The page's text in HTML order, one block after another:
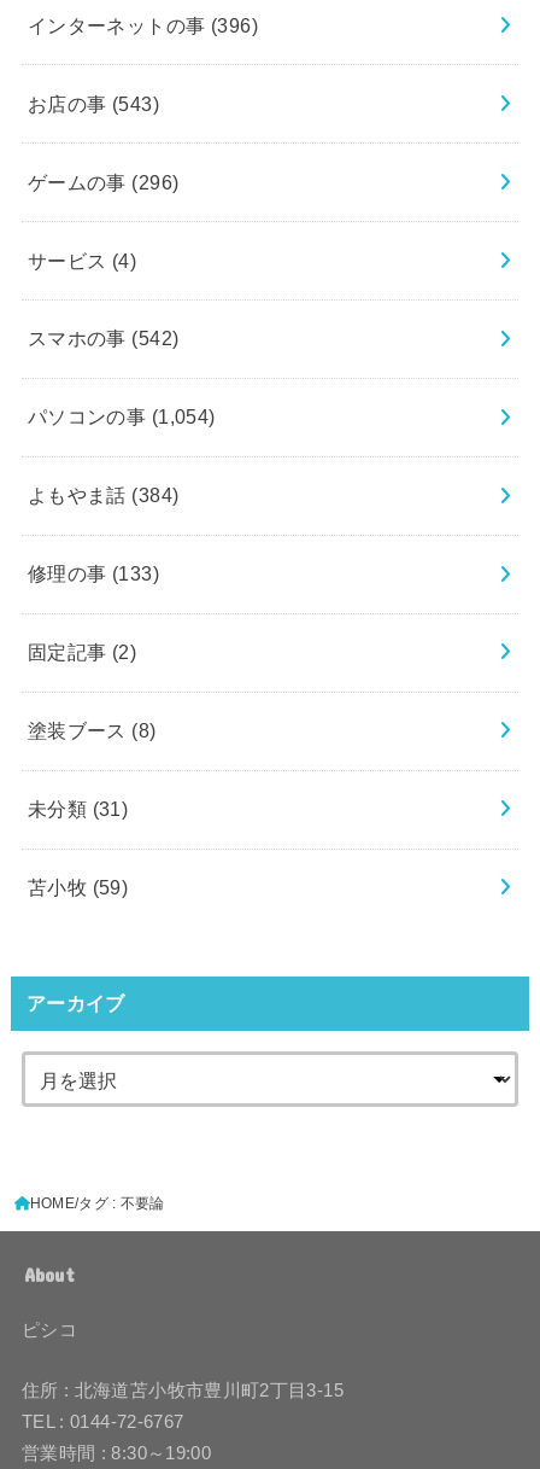
インターネットの事 (396)
お店の事 (543)
ゲームの事 (296)
サービス (4)
スマホの事 (542)
パソコンの事 (1,054)
よもやま話 (384)
修理の事 (133)
固定記事 (2)
塗装ブース (8)
未分類 (31)
苫小牧 (59)
アーカイブ
HOME タグ : 不要論
About
ピシコ
住所 : 北海道苫小牧市豊川町2丁目3-15
TEL : 0144-72-6767
営業時間 : 8:30～19:00